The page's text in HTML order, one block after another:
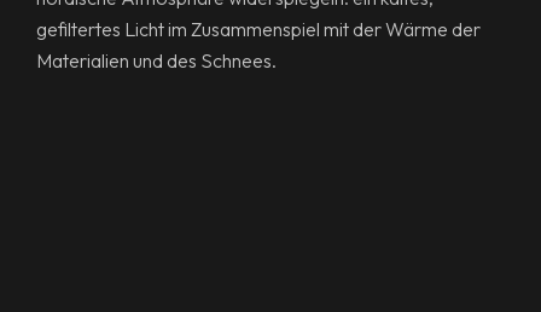
gefiltertes Licht im Zusammenspiel mit der Wärme der
Materialien und des Schnees.